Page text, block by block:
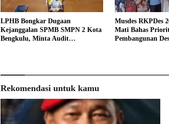
LPHB Bongkar Dugaan
Kejanggalan SPMB SMPN 2 Kota
Bengkulu, Minta Audit
Musdes RKPDes
Mati Bahas
Pembangunan
Rekomendasi untuk kamu